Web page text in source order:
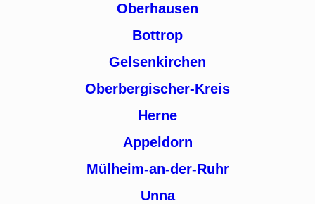
Oberhausen
Bottrop
Gelsenkirchen
Oberbergischer-Kreis
Herne
Appeldorn
Mülheim-an-der-Ruhr
Unna